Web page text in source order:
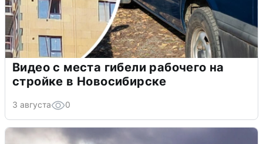
Видео с места гибели рабочего на
стройке в Новосибирске
3 августа 0